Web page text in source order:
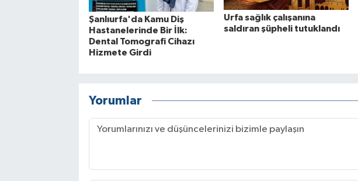
Şanlıurfa'da Kamu Diş
Hastanelerinde Bir İlk:
Dental Tomografi Cihazı
Hizmete Girdi
Urfa sağlık çalışanına
saldıran şüpheli tutuklandı
Yorumlar